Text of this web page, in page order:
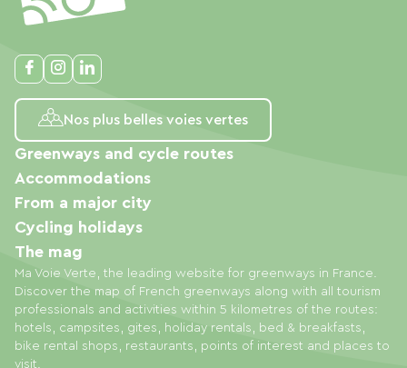
Nos plus belles voies vertes
Ma Voie Verte, the leading website for greenways in France.
Discover the map of French greenways along with all tourism
professionals and activities within 5 kilometres of the routes:
hotels, campsites, gites, holiday rentals, bed & breakfasts,
bike rental shops, restaurants, points of interest and places to
visit.
Greenways and cycle routes
Accommodations
From a major city
Cycling holidays
The mag